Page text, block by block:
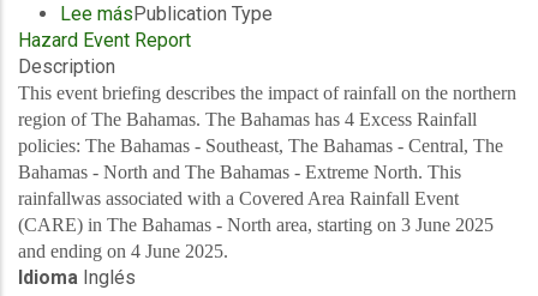
Lee mássobre
Event
-
Covered
Area
Rainfall
Events
(3/06/2025
to
4/06/2025)
Publication Type
Hazard Event Report
Description
This event briefing describes the impact of rainfall on the northern
region of The Bahamas. The Bahamas has 4 Excess Rainfall
policies: The Bahamas - Southeast, The Bahamas - Central, The
Bahamas - North and The Bahamas - Extreme North. This
rainfallwas associated with a Covered Area Rainfall Event
(CARE) in The Bahamas - North area, starting on 3 June 2025
and ending on 4 June 2025.
Idioma Inglés